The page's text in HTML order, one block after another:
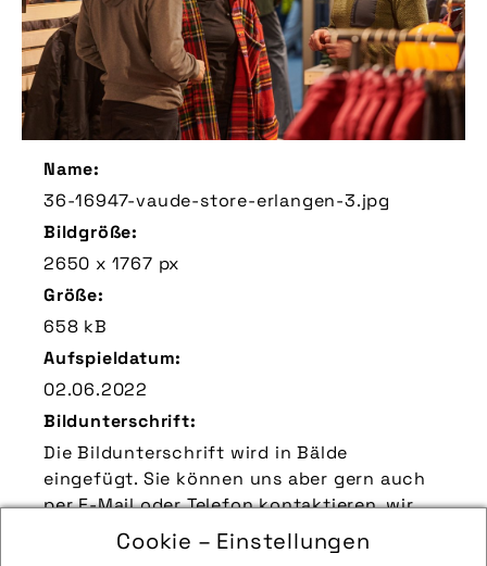
Cookie – Einstellungen
Name:
36-16947-vaude-store-erlangen-3.jpg
Bildgröße:
2650 x 1767 px
Größe:
658 kB
Aufspieldatum:
02.06.2022
Bildunterschrift:
Die Bildunterschrift wird in Bälde
eingefügt. Sie können uns aber gern auch
per E-Mail oder Telefon kontaktieren, wir
helfen gerne weiter.